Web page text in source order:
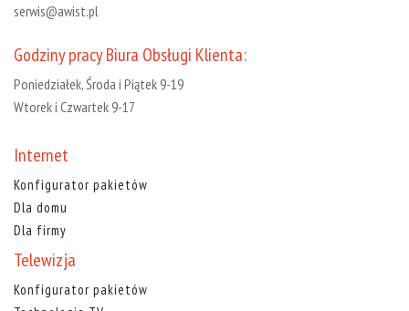
serwis@awist.pl
Godziny pracy Biura Obsługi Klienta:
Poniedziałek, Środa i Piątek 9-19
Wtorek i Czwartek 9-17
Internet
Konfigurator pakietów
Dla domu
Dla firmy
Telewizja
Konfigurator pakietów